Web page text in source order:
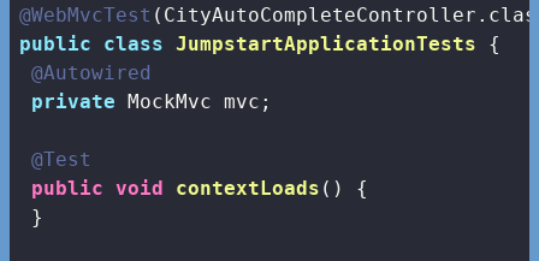
@WebMvcTest
public
class JumpstartApplicationTests
{
@Autowired
private MockMvc mvc;
@Test
public void contextLoads ()
{
}